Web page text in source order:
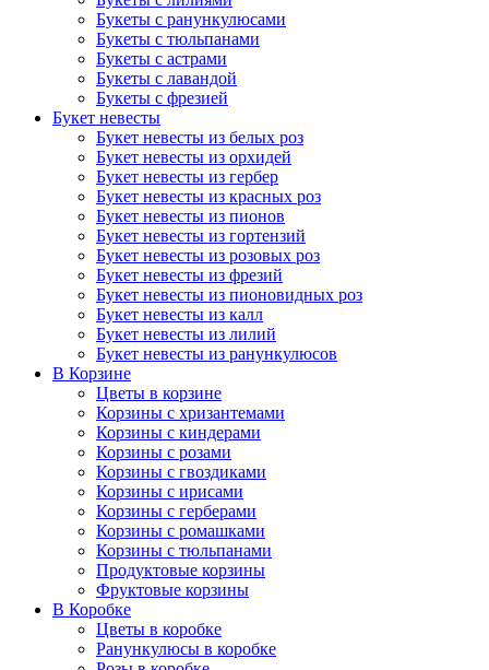
Букеты с ранункулюсами
Букеты с тюльпанами
Букеты с астрами
Букеты с лавандой
Букеты с фрезией
Букет невесты
Букет невесты из белых роз
Букет невесты из орхидей
Букет невесты из гербер
Букет невесты из красных роз
Букет невесты из пионов
Букет невесты из гортензий
Букет невесты из розовых роз
Букет невесты из фрезий
Букет невесты из пионовидных роз
Букет невесты из калл
Букет невесты из лилий
Букет невесты из ранункулюсов
В Корзине
Цветы в корзине
Корзины с хризантемами
Корзины с киндерaми
Корзины с розами
Корзины с гвоздиками
Корзины с ирисами
Корзины с герберами
Корзины с ромашками
Корзины с тюльпанами
Продуктовые корзины
Фруктовые корзины
В Коробке
Цветы в коробке
Ранункулюсы в коробке